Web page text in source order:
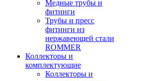
Медные трубы и
фитинги
Трубы и пресс
фитинги из
нержавеющей стали
ROMMER
Коллекторы и
комплектующие
Коллекторы и